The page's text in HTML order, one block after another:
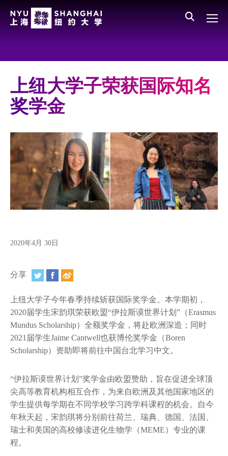
All NYU
学校领导
师资队伍
新闻与媒体报道
人物
聚焦
媒体视点
新闻简报
上海纽约大学汇刊
活动纵览
学生说
联系方式
支持我们
上纽大学子荣获国际知名
奖学金
2020年4月 30日
分享
上纽大学子今年春季持续斩获国际奖学金。本学期初，
2020届学生宋韵琪荣获欧盟“伊拉斯谟世界计划”（Erasmus
Mundus Scholarship）全额奖学金，将赴欧洲深造；同时
2021届学生Jaime Cantwell也获博伦奖学金（Boren
Scholarship）资助即将前往中国台北学习中文。
“伊拉斯谟世界计划”奖学金由欧盟赞助，旨在促进全球顶
尖高等教育机构相互合作，为来自欧洲及其他国家地区的
学生提供每学期在不同学校学习跨学科课程的机会。自今
年秋天起，宋韵琪将分别前往荷兰、瑞典、德国、法国、
瑞士和美国的高校修读进化生物学（MEME）专业的课
程。